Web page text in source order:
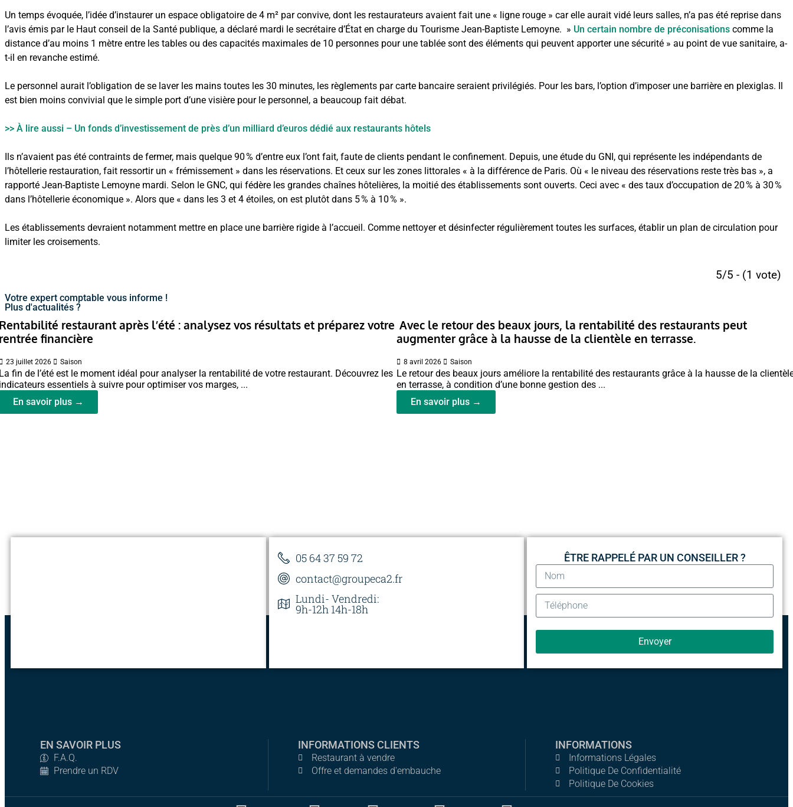
Un temps évoquée, l’idée d’instaurer un espace obligatoire de 4 m² par convive, dont les restaurateurs avaient fait une « ligne rouge » car elle aurait vidé leurs salles, n’a pas été reprise dans
l’avis émis par le Haut conseil de la Santé publique, a déclaré mardi le secrétaire d’État en charge du Tourisme Jean-Baptiste Lemoyne. » Un certain nombre de préconisations comme la
distance d’au moins 1 mètre entre les tables ou des capacités maximales de 10 personnes pour une tablée sont des éléments qui peuvent apporter une sécurité » au point de vue sanitaire, a-
t-il en revanche estimé.
Le personnel aurait l’obligation de se laver les mains toutes les 30 minutes, les règlements par carte bancaire seraient privilégiés. Pour les bars, l’option d’imposer une barrière en plexiglas. Il
est bien moins convivial que le simple port d’une visière pour le personnel, a beaucoup fait débat.
>> À lire aussi – Un fonds d’investissement de près d’un milliard d’euros dédié aux restaurants hôtels
Ils n’avaient pas été contraints de fermer, mais quelque 90 % d’entre eux l’ont fait, faute de clients pendant le confinement. Depuis, une étude du GNI, qui représente les indépendants de
l’hôtellerie restauration, fait ressortir un « frémissement » dans les réservations. Et ceux sur les zones littorales « à la différence de Paris. Où « le niveau des réservations reste très bas », a
rapporté Jean-Baptiste Lemoyne mardi. Selon le GNC, qui fédère les grandes chaînes hôtelières, la moitié des établissements sont ouverts. Ceci avec « des taux d’occupation de 20 % à 30 %
dans l’hôtellerie économique ». Alors que « dans les 3 et 4 étoiles, on est plutôt dans 5 % à 10 % ».
Les établissements devraient notamment mettre en place une barrière rigide à l’accueil. Comme nettoyer et désinfecter régulièrement toutes les surfaces, établir un plan de circulation pour
limiter les croisements.
5/5 - (1 vote)
Votre expert comptable vous informe !
Plus d'actualités ?
restaurant après l’été : analysez vos résultats et préparez votre
financière
23 juillet 2026 Saison
fin de l’été est le moment idéal pour analyser la rentabilité de votre restaurant. Découvrez les
essentiels à suivre pour optimiser vos marges, ...
En savoir plus →
Avec le retour des beaux jours, la rentabilité des restaurants peut
augmenter grâce à la hausse de la clientèle en terrasse.
8 avril 2026 Saison
Le retour des beaux jours améliore la rentabilité des restaurants grâce à la hausse de la
en terrasse, à condition d’une bonne gestion des ...
En savoir plus →
05 64 37 59 72
contact@groupeca2.fr
Lundi- Vendredi:
9h-12h 14h-18h
ÊTRE RAPPELÉ PAR UN CONSEILLER ?
Envoyer
EN SAVOIR PLUS
F.A.Q.
Prendre un RDV
INFORMATIONS CLIENTS
Restaurant à vendre
Offre et demandes d'embauche
INFORMATIONS
Informations Légales
Politique De Confidentialité
Politique De Cookies